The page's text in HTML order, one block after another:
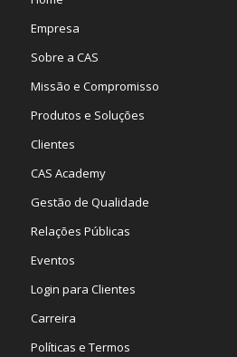
Empresa
Sobre a CAS
Missão e Compromisso
Produtos e Soluções
Clientes
CAS Academy
Gestão de Qualidade
Relações Públicas
Eventos
Login para Clientes
Carreira
Políticas e Termos